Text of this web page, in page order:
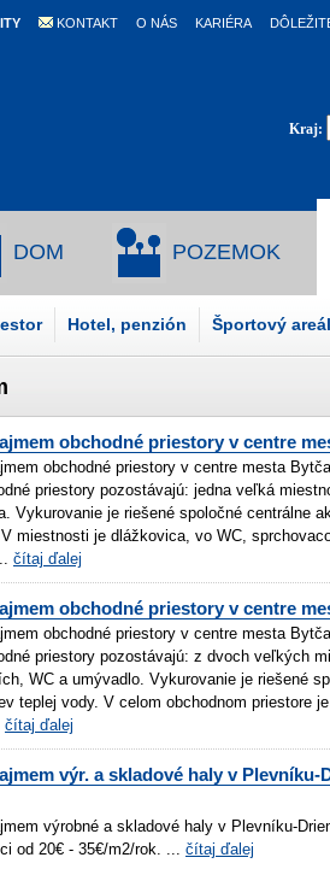
KONTAKT O NÁS KARIÉRA
Kraj:
DOM POZEMOK
Hotel, penzión Športový areál
obchodné priestory v centre
obchodné priestory v centre mesta
priestory pozostávajú: jedna veľká
Vykurovanie je riešené spoločné centrálne
miestnosti je dlážkovica, vo WC,
čítaj ďalej
obchodné priestory v centre
obchodné priestory v centre mesta
priestory pozostávajú: z dvoch veľkých
WC a umývadlo. Vykurovanie je riešené
teplej vody. V celom obchodnom priestore
čítaj ďalej
výr. a skladové haly v Plevníku-
výrobné a skladové haly v Plevníku-
od 20€ - 35€/m2/rok. ... čítaj ďalej